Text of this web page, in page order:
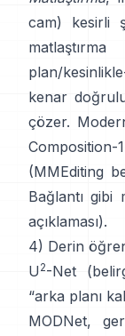
cam) kesirli
matlaştırma
plan/
kenar
çözer.
Composition-
(MMEditing
Bağlantı gibi
açıklaması).
4) Derin
U2-Net
“arka planı
MODNet,